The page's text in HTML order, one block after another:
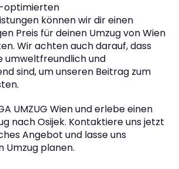
optimierten
können wir dir einen
Preis für deinen Umzug von Wien
Wir achten auch darauf, dass
umweltfreundlich und
sind, um unseren Beitrag zum
UMZUG Wien und erlebe einen
nach Osijek. Kontaktiere uns jetzt
Angebot und lasse uns
Umzug planen.